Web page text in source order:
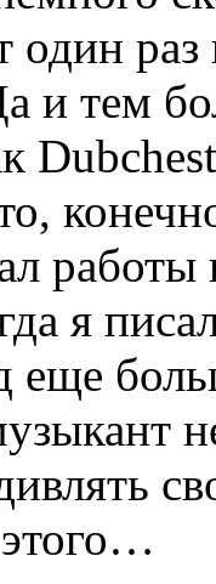
раз
и тем
работы
я
еще